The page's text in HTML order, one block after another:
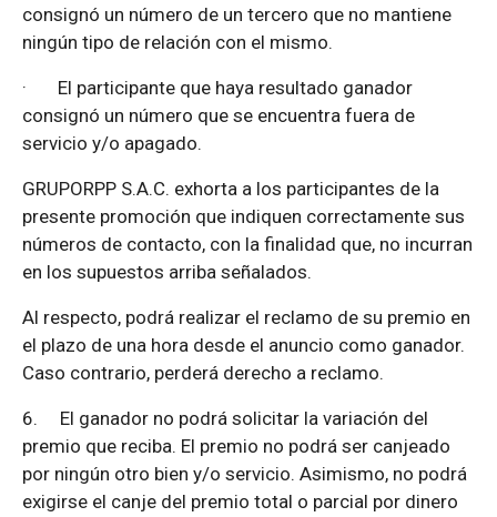
consignó un número de un tercero que no mantiene
ningún tipo de relación con el mismo.
· El participante que haya resultado ganador
consignó un número que se encuentra fuera de
servicio y/o apagado.
GRUPORPP S.A.C. exhorta a los participantes de la
presente promoción que indiquen correctamente sus
números de contacto, con la finalidad que, no incurran
en los supuestos arriba señalados.
Al respecto, podrá realizar el reclamo de su premio en
el plazo de una hora desde el anuncio como ganador.
Caso contrario, perderá derecho a reclamo.
6. El ganador no podrá solicitar la variación del
premio que reciba. El premio no podrá ser canjeado
por ningún otro bien y/o servicio. Asimismo, no podrá
exigirse el canje del premio total o parcial por dinero